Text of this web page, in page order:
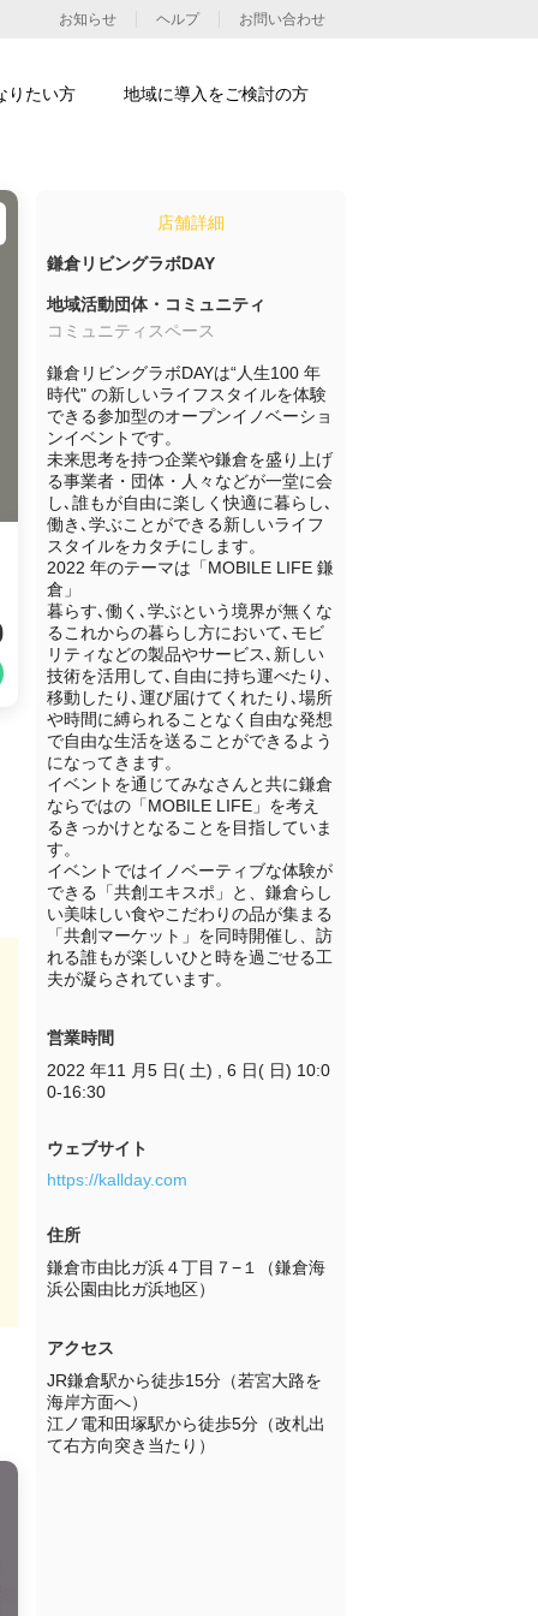
店舗詳細
鎌倉リビングラボDAY
地域活動団体・コミュニティ
コミュニティスペース
鎌倉リビングラボDAYは“人生100 年
時代" の新しいライフスタイルを体験
できる参加型のオープンイノベーショ
ンイベントです。
未来思考を持つ企業や鎌倉を盛り上げ
る事業者・団体・人々などが一堂に会
し､誰もが自由に楽しく快適に暮らし､
働き､学ぶことができる新しいライフ
スタイルをカタチにします。
2022 年のテーマは「MOBILE LIFE 鎌
倉」
暮らす､働く､学ぶという境界が無くな
るこれからの暮らし方において､モビ
リティなどの製品やサービス､新しい
技術を活用して､自由に持ち運べたり､
移動したり､運び届けてくれたり､場所
や時間に縛られることなく自由な発想
で自由な生活を送ることができるよう
になってきます。
イベントを通じてみなさんと共に鎌倉
ならではの「MOBILE LIFE」を考え
るきっかけとなることを目指していま
す。
イベントではイノベーティブな体験が
できる「共創エキスポ」と、鎌倉らし
い美味しい食やこだわりの品が集まる
「共創マーケット」を同時開催し、訪
れる誰もが楽しいひと時を過ごせる工
夫が凝らされています。
営業時間
2022 年11 月5 日( 土) , 6 日( 日) 10:0
0-16:30
ウェブサイト
https://kallday.com
住所
鎌倉市由比ガ浜４丁目７−１（鎌倉海
浜公園由比ガ浜地区）
アクセス
JR鎌倉駅から徒歩15分（若宮大路を
海岸方面へ）
江ノ電和田塚駅から徒歩5分（改札出
て右方向突き当たり）
お知らせ ヘルプ お問い合わせ
りたい方 地域に導入をご検討の方